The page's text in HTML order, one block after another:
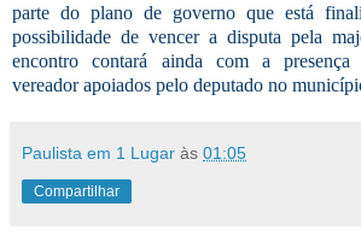
parte do plano de governo que está
possibilidade de vencer a disputa pela
encontro contará ainda com a presença
vereador apoiados pelo deputado no
Paulista em 1 Lugar às 01:05
Compartilhar